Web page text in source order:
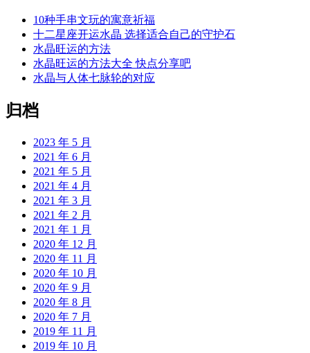
10种手串文玩的寓意祈福
十二星座开运水晶 选择适合自己的守护石
水晶旺运的方法
水晶旺运的方法大全 快点分享吧
水晶与人体七脉轮的对应
归档
2023 年 5 月
2021 年 6 月
2021 年 5 月
2021 年 4 月
2021 年 3 月
2021 年 2 月
2021 年 1 月
2020 年 12 月
2020 年 11 月
2020 年 10 月
2020 年 9 月
2020 年 8 月
2020 年 7 月
2019 年 11 月
2019 年 10 月